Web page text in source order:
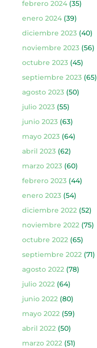
febrero 2024(35)
enero 2024(39)
diciembre 2023(40)
noviembre 2023(56)
octubre 2023(45)
septiembre 2023(65)
agosto 2023(50)
julio 2023(55)
junio 2023(63)
mayo 2023(64)
abril 2023(62)
marzo 2023(60)
febrero 2023(44)
enero 2023(54)
diciembre 2022(52)
noviembre 2022(75)
octubre 2022(65)
septiembre 2022(71)
agosto 2022(78)
julio 2022(64)
junio 2022(80)
mayo 2022(59)
abril 2022(50)
marzo 2022(51)